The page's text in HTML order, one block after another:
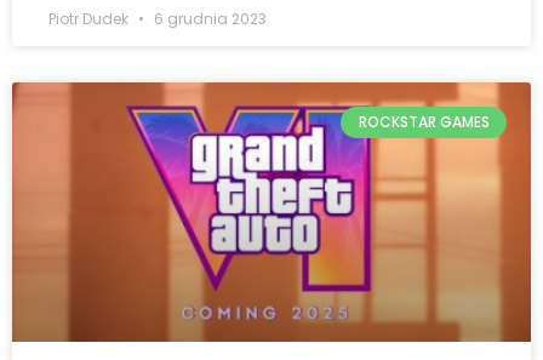
Piotr Dudek 6 grudnia 2023
ROCKSTAR GAMES